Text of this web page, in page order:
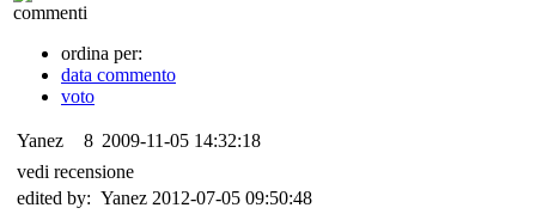
commenti
ordina per:
data commento
voto
Yanez 8 2009-11-05 14:32:18
vedi recensione
edited by: Yanez 2012-07-05 09:50:48